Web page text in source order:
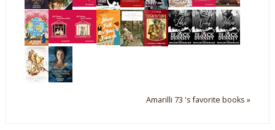
Amarilli 73 's favorite books »